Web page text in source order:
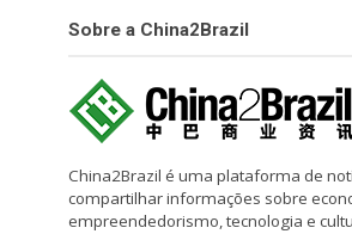
Sobre a China2Brazil
China2Brazil é uma plataforma de
compartilhar informações sobre
empreendedorismo, tecnologia e